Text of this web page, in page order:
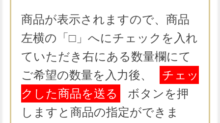
商品が表示されますので、商品
左横の「□」へにチェックを入れ
ていただき右にある数量欄にて
ご希望の数量を入力後、
チェッ
クした商品を送る
ボタンを押
しますと商品の指定ができま